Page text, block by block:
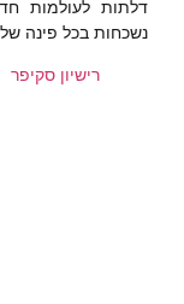
דלתות לעולמות
נשכחות בכל פינה
רישיון סקיפר